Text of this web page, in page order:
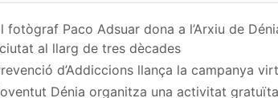
art
ir
art
ir
fotògraf Paco Adsuar dona a l’Arxiu de
ciutat al llarg de tres dècades
d’Addiccions llança la campanya
Dénia organitza una activitat